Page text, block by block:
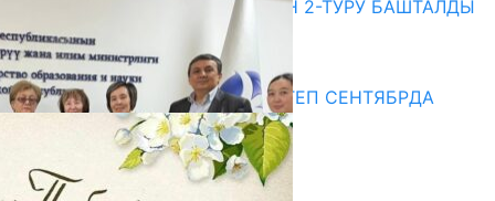
ЖОЖДОРГО КАБЫЛ АЛУУНУН 2-ТУРУ БАШТАЛДЫ
20.07.2026
Медиа
СУЗАКТА 750 ОРУНДУУ МЕКТЕП СЕНТЯБРДА
ПАЙДАЛАНУУГА БЕРИЛЕТ
07.08.2025
Улуу Жеңиштин жандуу сөзү